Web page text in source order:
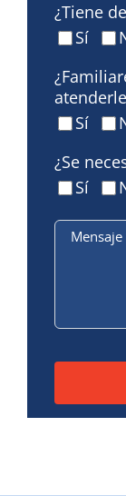
¿Tiene
Sí
Sí
¿Se
Sí
Mensaje